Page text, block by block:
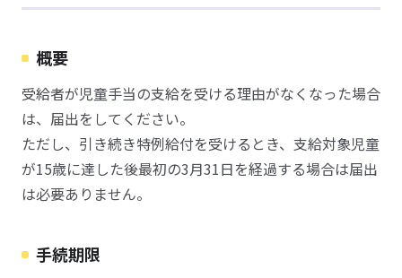
概要
受給者が児童手当の支給を受ける理由がなくなった場合
は、届出をしてください。
ただし、引き続き特例給付を受けるとき、支給対象児童
が15歳に達した後最初の3月31日を経過する場合は届出
は必要ありません。
手続期限